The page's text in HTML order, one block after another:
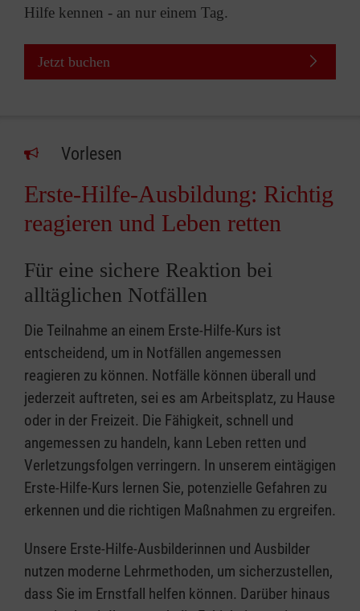
Hilfe kennen - an nur einem Tag.
Jetzt buchen
Vorlesen
Erste-Hilfe-Ausbildung: Richtig
reagieren und Leben retten
Für eine sichere Reaktion bei
alltäglichen Notfällen
Die Teilnahme an einem Erste-Hilfe-Kurs ist
entscheidend, um in Notfällen angemessen
reagieren zu können. Notfälle können überall und
jederzeit auftreten, sei es am Arbeitsplatz, zu Hause
oder in der Freizeit. Die Fähigkeit, schnell und
angemessen zu handeln, kann Leben retten und
Verletzungsfolgen verringern. In unserem eintägigen
Erste-Hilfe-Kurs lernen Sie, potenzielle Gefahren zu
erkennen und die richtigen Maßnahmen zu ergreifen.
Unsere Erste-Hilfe-Ausbilderinnen und Ausbilder
nutzen moderne Lehrmethoden, um sicherzustellen,
dass Sie im Ernstfall helfen können. Darüber hinaus